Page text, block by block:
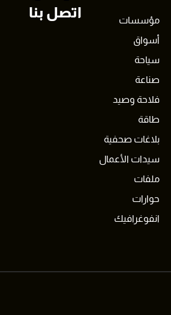
مؤسسات
أسواق
سياحة
صناعة
فلاحة وصيد
طاقة
بلاغات صحفية
سيدات الأعمال
ملفات
حوارات
انفوغرافيك
اتصل بنا